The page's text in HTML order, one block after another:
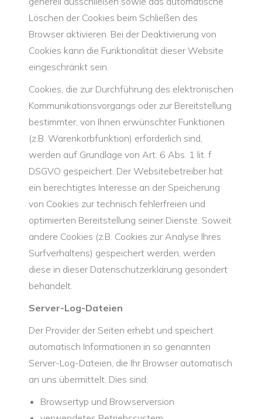
Löschen der Cookies beim Schließen des
Browser aktivieren. Bei der Deaktivierung von
Cookies kann die Funktionalität dieser Website
eingeschränkt sein.
Cookies, die zur Durchführung des elektronischen
Kommunikationsvorgangs oder zur Bereitstellung
bestimmter, von Ihnen erwünschter Funktionen
(z.B. Warenkorbfunktion) erforderlich sind,
werden auf Grundlage von Art. 6 Abs. 1 lit. f
DSGVO gespeichert. Der Websitebetreiber hat
ein berechtigtes Interesse an der Speicherung
von Cookies zur technisch fehlerfreien und
optimierten Bereitstellung seiner Dienste. Soweit
andere Cookies (z.B. Cookies zur Analyse Ihres
Surfverhaltens) gespeichert werden, werden
diese in dieser Datenschutzerklärung gesondert
behandelt.
Server-Log-Dateien
Der Provider der Seiten erhebt und speichert
automatisch Informationen in so genannten
Server-Log-Dateien, die Ihr Browser automatisch
an uns übermittelt. Dies sind:
Browsertyp und Browserversion